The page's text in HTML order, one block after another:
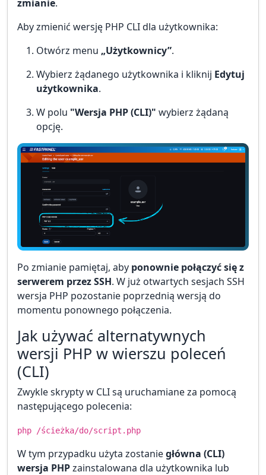
zmianie.
Aby zmienić wersję PHP CLI dla użytkownika:
Otwórz menu „Użytkownicy”.
Wybierz żądanego użytkownika i kliknij Edytuj
użytkownika.
W polu "Wersja PHP (CLI)" wybierz żądaną
opcję.
Po zmianie pamiętaj, aby ponownie połączyć się z
serwerem przez SSH. W już otwartych sesjach SSH
wersja PHP pozostanie poprzednią wersją do
momentu ponownego połączenia.
Jak używać alternatywnych
wersji PHP w wierszu poleceń
(CLI)
Zwykle skrypty w CLI są uruchamiane za pomocą
następującego polecenia:
php /ścieżka/do/script.php
W tym przypadku użyta zostaniegłówna (CLI)
wersja PHPzainstalowana dla użytkownika lub